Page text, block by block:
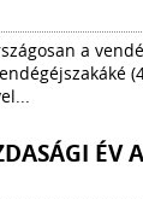
a
ÉV